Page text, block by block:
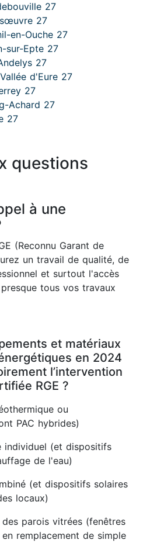
27
27
en-Ouche 27
sur-Epte 27
27
d'Eure 27
27
Achard 27
27
questions
à une
(Reconnu Garant de
un travail de qualité, de
et surtout l'accès
tous vos travaux
et matériaux
en 2024
l’intervention
RGE ?
ou
PAC hybrides)
individuel (et dispositifs
de l'eau)
(et dispositifs solaires
locaux)
parois vitrées (fenêtres
remplacement de simple